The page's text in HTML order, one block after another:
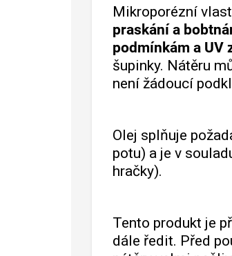
Mikroporézní
praskání a
podmínkám a UV
šupinky. Nátěru
není žádoucí
Olej splňuje
potu) a je v
hračky).
Tento produkt je
dále ředit. Před